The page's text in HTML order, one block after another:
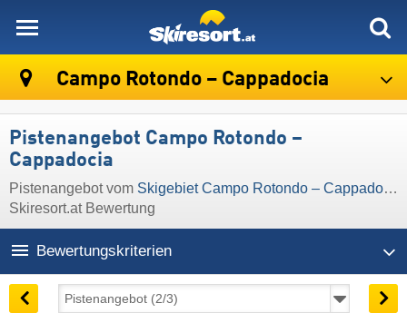
Campo Rotondo – Cappadocia
Pistenangebot Campo Rotondo –
Cappadocia
Pistenangebot vom Skigebiet Campo Rotondo – Cappadocia
Skiresort.at Bewertung
Bewertungskriterien